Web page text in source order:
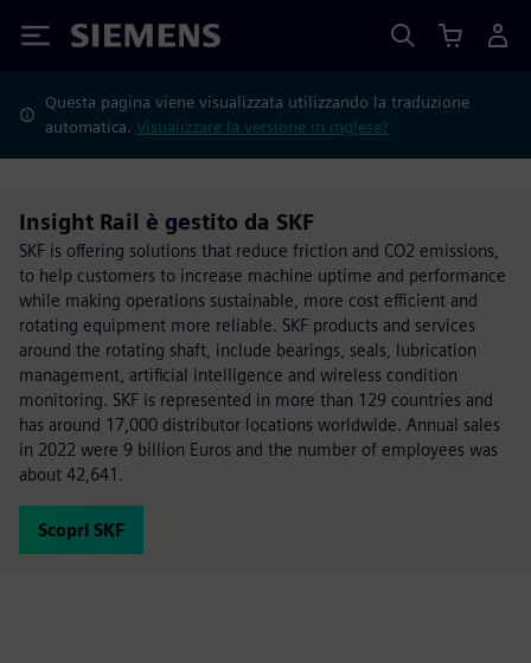
Siemens
Questa pagina viene visualizzata utilizzando la traduzione
automatica.Visualizzare la versione in inglese?
Insight Rail è gestito da SKF
SKF is offering solutions that reduce friction and CO2 emissions,
to help customers to increase machine uptime and performance
while making operations sustainable, more cost efficient and
rotating equipment more reliable. SKF products and services
around the rotating shaft, include bearings, seals, lubrication
management, artificial intelligence and wireless condition
monitoring. SKF is represented in more than 129 countries and
has around 17,000 distributor locations worldwide. Annual sales
in 2022 were 9 billion Euros and the number of employees was
about 42,641.
Scopri SKF